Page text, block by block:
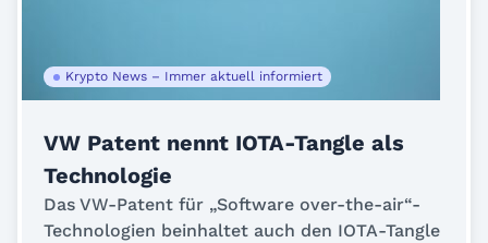
Krypto News – Immer aktuell informiert
VW Patent nennt IOTA-Tangle als
Technologie
Das VW-Patent für „Software over-the-air“-
Technologien beinhaltet auch den IOTA-Tangle